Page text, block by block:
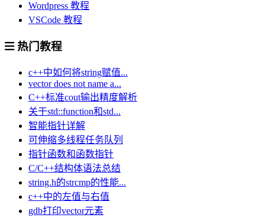
Wordpress 教程
VSCode 教程
热门教程
c++中如何将string赋值...
vector does not name a...
C++标准cout输出精度解析
关于std::function和std...
智能指针详解
可伸缩多线程任务队列
指针函数和函数指针
C/C++结构体语法总结
string.h的strcmp的性能...
c++中的左值与右值
gdb打印vector元素